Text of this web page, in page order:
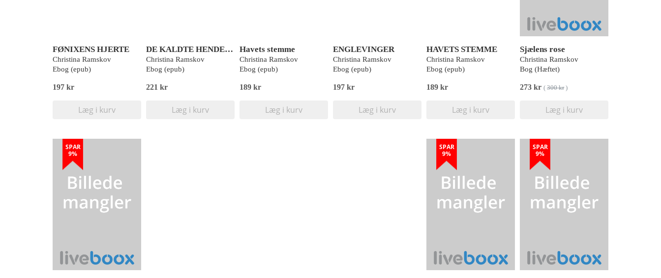
FØNIXENS HJERTE
Christina Ramskov
Ebog (epub)
197 kr
Læg i kurv
DE KALDTE HENDE JACK
Christina Ramskov
Ebog (epub)
221 kr
Læg i kurv
Havets stemme
Christina Ramskov
Ebog (epub)
189 kr
Læg i kurv
ENGLEVINGER
Christina Ramskov
Ebog (epub)
197 kr
Læg i kurv
HAVETS STEMME
Christina Ramskov
Ebog (epub)
189 kr
Læg i kurv
Sjælens rose
Christina Ramskov
Bog (Hæftet)
273 kr ( 300 kr)
Læg i kurv
SPAR
9%
SPAR
9%
SPAR
9%